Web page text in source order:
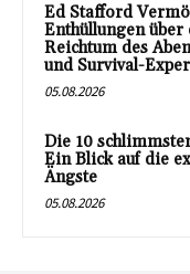
Ed Stafford
Enthüllungen über
Reichtum des
und Survival-
05.08.2026
Die 10
Ein Blick auf die
Ängste
05.08.2026